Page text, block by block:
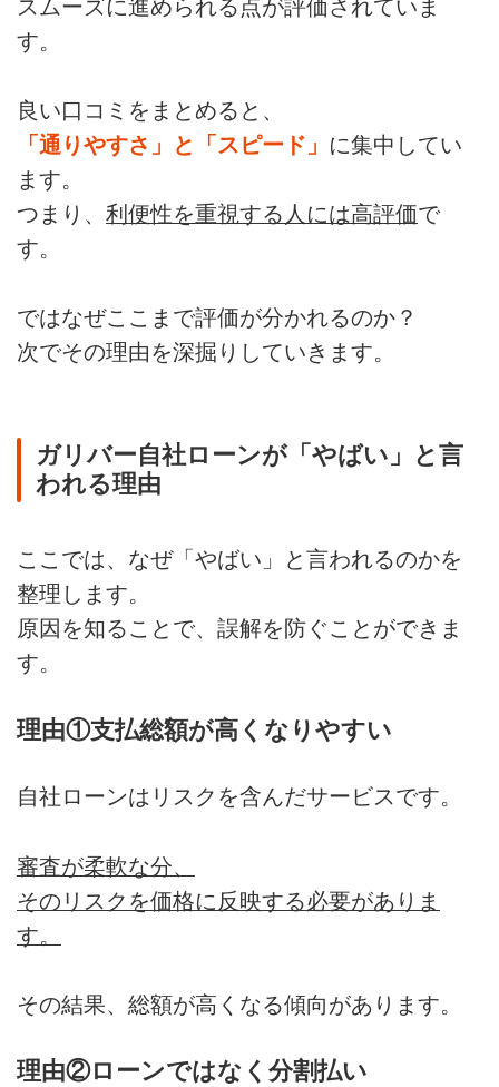
スムーズに進められる点が評価されていま
す。
良い口コミをまとめると、
「通りやすさ」と「スピード」 に集中してい
ます。
つまり、 利便性を重視する人には高評価で
す。
ではなぜここまで評価が分かれるのか？
次でその理由を深掘りしていきます。
ガリバー自社ローンが「やばい」と言
われる理由
ここでは、なぜ「やばい」と言われるのかを
整理します。
原因を知ることで、誤解を防ぐことができま
す。
理由①支払総額が高くなりやすい
自社ローンはリスクを含んだサービスです。
審査が柔軟な分、
そのリスクを価格に反映する必要がありま
す。
その結果、総額が高くなる傾向があります。
理由②ローンではなく分割払い